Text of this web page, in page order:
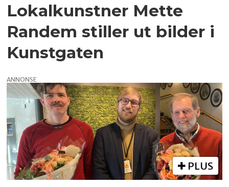
Lokalkunstner Mette
Randem stiller ut bilder i
Kunstgaten
ANNONSE
PLUS